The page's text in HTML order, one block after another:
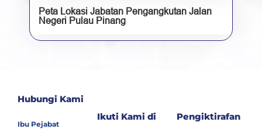
Peta Lokasi Jabatan Pengangkutan Jalan
Negeri Pulau Pinang
Hubungi Kami
Ibu Pejabat
Ikuti Kami di
Pengiktirafan